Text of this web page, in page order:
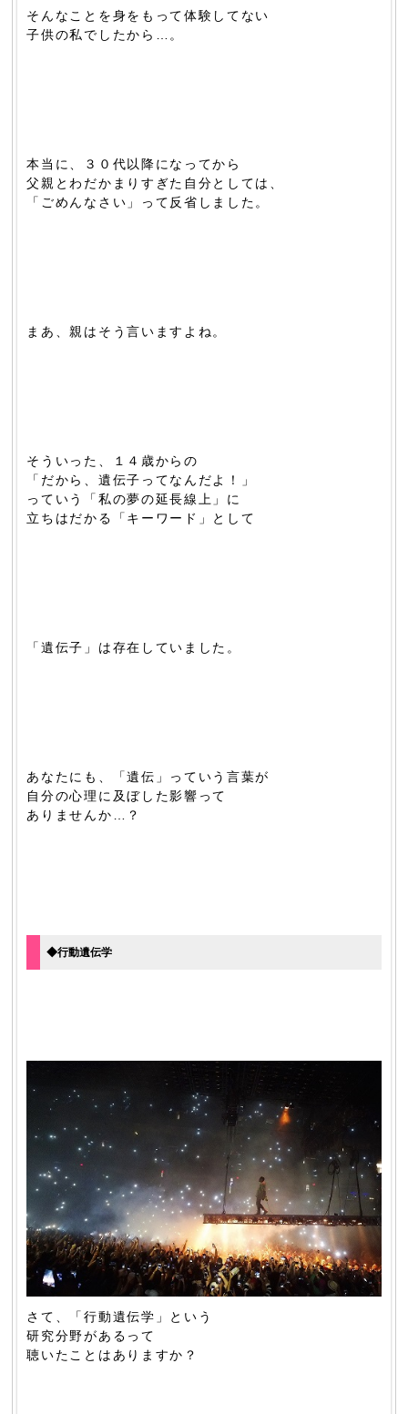
そんなことを身をもって体験してない
子供の私でしたから…。
本当に、３０代以降になってから
父親とわだかまりすぎた自分としては、
「ごめんなさい」って反省しました。
まあ、親はそう言いますよね。
そういった、１４歳からの
「だから、遺伝子ってなんだよ！」
っていう「私の夢の延長線上」に
立ちはだかる「キーワード」として
「遺伝子」は存在していました。
あなたにも、「遺伝」っていう言葉が
自分の心理に及ぼした影響って
ありませんか…？
◆行動遺伝学
さて、「行動遺伝学」という
研究分野があるって
聴いたことはありますか？